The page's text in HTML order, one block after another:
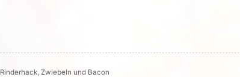
Zwiebeln und Bacon